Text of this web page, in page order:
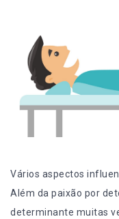
Vários aspectos
Além da paixão por
determinante muitas